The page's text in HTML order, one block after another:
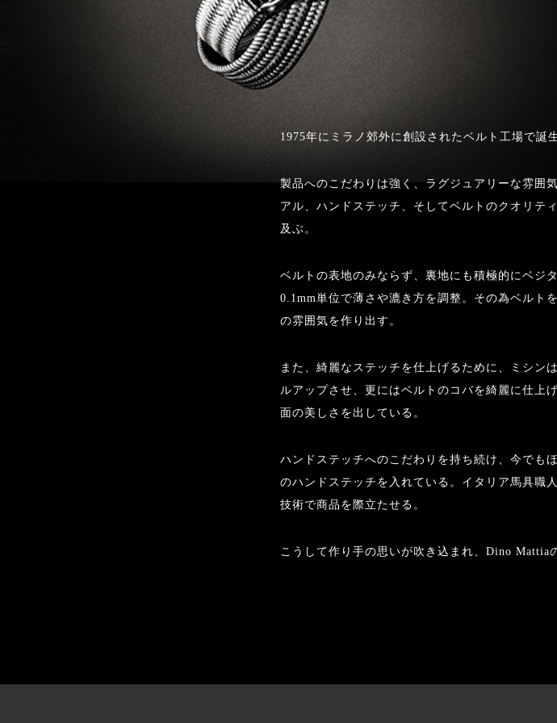
1975年にミラノ郊外に創設されたベルト工場で誕
製品へのこだわりは強く、ラグジュアリーな雰囲
アル、ハンドステッチ、そしてベルトのクオリテ
及ぶ。
ベルトの表地のみならず、裏地にも積極的にベジ
0.1mm単位で薄さや漉き方を調整。その為ベルト
の雰囲気を作り出す。
また、綺麗なステッチを仕上げるために、ミシン
ルアップさせ、更にはベルトのコバを綺麗に仕上
面の美しさを出している。
ハンドステッチへのこだわりを持ち続け、今でも
のハンドステッチを入れている。イタリア馬具職
技術で商品を際立たせる。
こうして作り手の思いが吹き込まれ、Dino Mattia